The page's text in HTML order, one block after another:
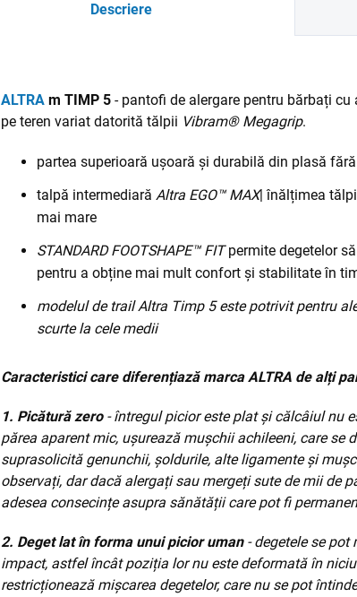
Descriere
ALTRA m TIMP 5 - pantofi de alergare pentru bărbați
pe teren variat datorită tălpii Vibram® Megagrip.
partea superioară ușoară și durabilă din plasă
talpă intermediară Altra EGO™ MAX| înălțimea
mai mare
STANDARD FOOTSHAPE™ FITpermite degetelor
pentru a obține mai mult confort și stabilitate în
modelul de trail Altra Timp 5 este potrivit pentru
scurte la cele medii
Caracteristici care diferențiază marca ALTRA de alți
1. Picătură zero - întregul picior este plat și călcâiul nu
părea aparent mic, ușurează mușchii achileeni, care se
suprasolicită genunchii, șoldurile, alte ligamente și
observați, dar dacă alergați sau mergeți sute de mii de
adesea consecințe asupra sănătății care pot fi
2. Deget lat în forma unui picior uman - degetele se
impact, astfel încât poziția lor nu este deformată în
restricționează mișcarea degetelor, care nu se pot